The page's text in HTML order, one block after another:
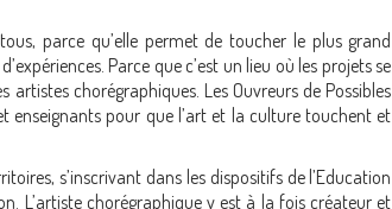
parce qu’elle permet de toucher le plus grand
Parce que c’est un lieu où les projets se
chorégraphiques. Les Ouvreurs de Possibles
enseignants pour que l’art et la culture touchent et
s’inscrivant dans les dispositifs de l’Education
L’artiste chorégraphique y est à la fois créateur et